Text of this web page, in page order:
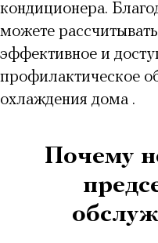
кондиционера.
можете
эффективное и
профилактическое
охлаждения дома .
Почему